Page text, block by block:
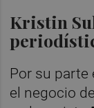
Kristin
Por su parte
el negocio